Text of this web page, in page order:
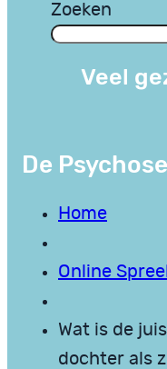
Zoeken
Veel
De
Home
Online
Wat is de
dochter als